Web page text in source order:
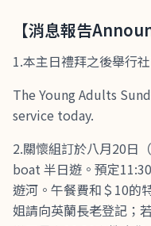
【消息報告
1.本主日禮拜之後舉行
The Young Adults
service today.
2.關懷組訂於八月20日
boat 半日遊。預定
遊河。午餐費和＄10的
姐請向英蘭長老登記；